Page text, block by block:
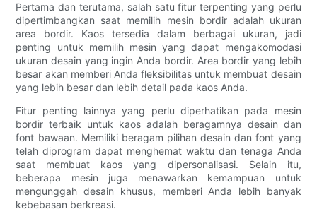
Pertama dan terutama, salah satu fitur terpenting yang perlu
dipertimbangkan saat memilih mesin bordir adalah ukuran
area bordir. Kaos tersedia dalam berbagai ukuran, jadi
penting untuk memilih mesin yang dapat mengakomodasi
ukuran desain yang ingin Anda bordir. Area bordir yang lebih
besar akan memberi Anda fleksibilitas untuk membuat desain
yang lebih besar dan lebih detail pada kaos Anda.
Fitur penting lainnya yang perlu diperhatikan pada mesin
bordir terbaik untuk kaos adalah beragamnya desain dan
font bawaan. Memiliki beragam pilihan desain dan font yang
telah diprogram dapat menghemat waktu dan tenaga Anda
saat membuat kaos yang dipersonalisasi. Selain itu,
beberapa mesin juga menawarkan kemampuan untuk
mengunggah desain khusus, memberi Anda lebih banyak
kebebasan berkreasi.